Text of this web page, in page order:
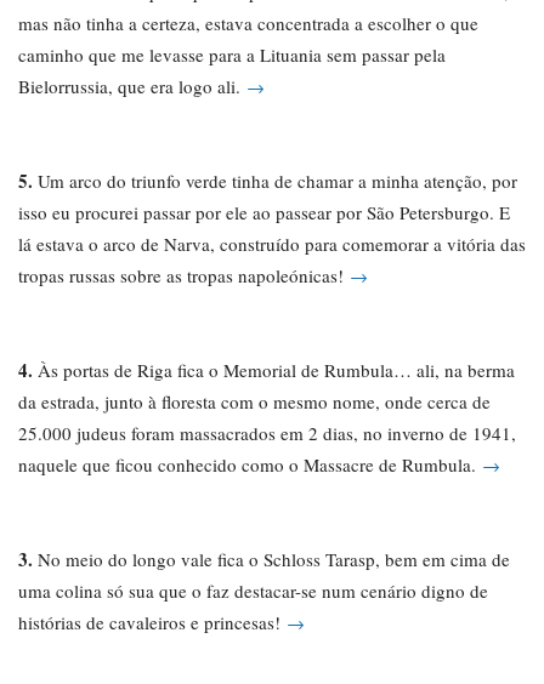
mas não tinha a certeza, estava concentrada a escolher o que
caminho que me levasse para a Lituania sem passar pela
Bielorrussia, que era logo ali. →
5. Um arco do triunfo verde tinha de chamar a minha atenção, por
isso eu procurei passar por ele ao passear por São Petersburgo. E
lá estava o arco de Narva, construído para comemorar a vitória das
tropas russas sobre as tropas napoleónicas! →
4. Às portas de Riga fica o Memorial de Rumbula… ali, na berma
da estrada, junto à floresta com o mesmo nome, onde cerca de
25.000 judeus foram massacrados em 2 dias, no inverno de 1941,
naquele que ficou conhecido como o Massacre de Rumbula. →
3. No meio do longo vale fica o Schloss Tarasp, bem em cima de
uma colina só sua que o faz destacar-se num cenário digno de
histórias de cavaleiros e princesas! →